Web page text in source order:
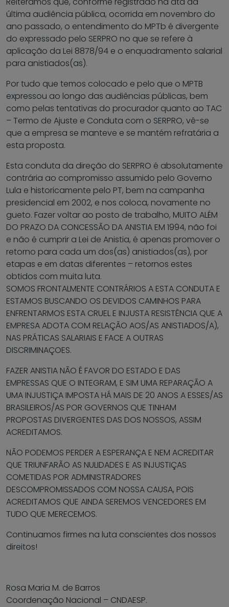
última audiência pública, ocorrida em novembro do
ano passado, o entendimento do MPTb é divergente
do expressado pelo SERPRO no que se refere à
aplicação da Lei 8878/94 e o enquadramento salarial
para anistiados(as).
Por tudo que temos colocado e pelo que o MPTB
expressou ao longo das audiências públicas, bem
como pelas tentativas do procurador quanto ao TAC
– Termo de Ajuste e Conduta com o SERPRO, vê-se
que a empresa se manteve e se mantém refratária a
esta proposta.
Esta conduta da direção do SERPRO é absolutamente
contrária ao compromisso assumido pelo Governo
Lula e historicamente pelo PT, bem na campanha
presidencial em 2002, e nos coloca, novamente no
gueto. Fazer voltar ao posto de trabalho, MUITO ALÉM
DO PRAZO DA CONCESSÃO DA ANISTIA EM 1994, não foi
e não é cumprir a Lei de Anistia, é apenas promover o
retorno para cada um dos(as) anistiados(as), por
etapas e em datas diferentes – retornos estes
obtidos com muita luta.
SOMOS FRONTALMENTE CONTRÁRIOS A ESTA CONDUTA E
ESTAMOS BUSCANDO OS DEVIDOS CAMINHOS PARA
ENFRENTARMOS ESTA CRUEL E INJUSTA RESISTÊNCIA QUE A
EMPRESA ADOTA COM RELAÇÃO AOS/AS ANISTIADOS/A),
NAS PRÁTICAS SALARIAIS E FACE A OUTRAS
DISCRIMINAÇOES.
FAZER ANISTIA NÃO É FAVOR DO ESTADO E DAS
EMPRESSAS QUE O INTEGRAM, E SIM UMA REPARAÇÃO A
UMA INJUSTIÇA IMPOSTA HÁ MAIS DE 20 ANOS A ESSES/AS
BRASILEIROS/AS POR GOVERNOS QUE TINHAM
PROPOSTAS DIVERGENTES DAS DOS NOSSOS, ASSIM
ACREDITAMOS.
NÃO PODEMOS PERDER A ESPERANÇA E NEM ACREDITAR
QUE TRIUNFARÃO AS NULIDADES E AS INJUSTIÇAS
COMETIDAS POR ADMINISTRADORES
DESCOMPROMISSADOS COM NOSSA CAUSA, POIS
ACREDITAMOS QUE AINDA SEREMOS VENCEDORES EM
TUDO QUE MERECEMOS.
Continuamos firmes na luta conscientes dos nossos
direitos!
Rosa Maria M. de Barros
Coordenação Nacional – CNDAESP.